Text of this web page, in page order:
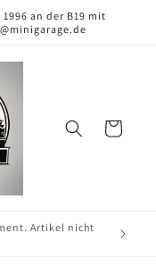
an der B19 mit
Warenkorb